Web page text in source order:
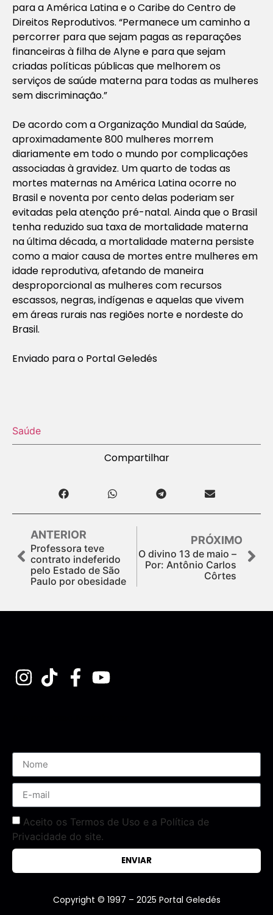
para a América Latina e o Caribe do Centro de
Direitos Reprodutivos. “Permanece um caminho a
percorrer para que sejam pagas as reparações
financeiras à filha de Alyne e para que sejam
criadas políticas públicas que melhorem os
serviços de saúde materna para todas as mulheres
sem discriminação.”
De acordo com a Organização Mundial da Saúde,
aproximadamente 800 mulheres morrem
diariamente em todo o mundo por complicações
associadas à gravidez. Um quarto de todas as
mortes maternas na América Latina ocorre no
Brasil e noventa por cento delas poderiam ser
evitadas pela atenção pré-natal. Ainda que o Brasil
tenha reduzido sua taxa de mortalidade materna
na última década, a mortalidade materna persiste
como a maior causa de mortes entre mulheres em
idade reprodutiva, afetando de maneira
desproporcional as mulheres com recursos
escassos, negras, indígenas e aquelas que vivem
em áreas rurais nas regiões norte e nordeste do
Brasil.
Enviado para o Portal Geledés
Saúde
Compartilhar
ANTERIOR
Professora teve
contrato indeferido
pelo Estado de São
Paulo por obesidade
PRÓXIMO
O divino 13 de maio –
Por: Antônio Carlos
Côrtes
Aceito os Termos de Uso e a Política de
Privacidade do site.
ENVIAR
Copyright © 1997 – 2025 Portal Geledés